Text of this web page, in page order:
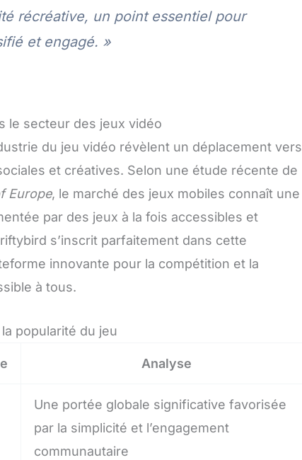
récréative, un point essentiel pour
et engagé. »
le secteur des jeux vidéo
du jeu vidéo révèlent un déplacement vers
et créatives. Selon une étude récente de
Europe, le marché des jeux mobiles connaît une
par des jeux à la fois accessibles et
s’inscrit parfaitement dans cette
innovante pour la compétition et la
à tous.
popularité du jeu
Analyse
Une portée globale significative favorisée
par la simplicité et l’engagement
communautaire